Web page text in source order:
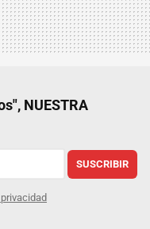
NUESTRA
SUSCRIBIR